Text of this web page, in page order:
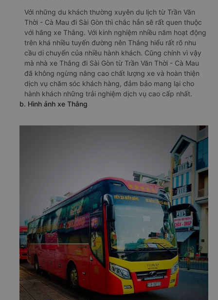
Với những du khách thường xuyên du lịch từ Trần Văn
Thời - Cà Mau đi Sài Gòn thì chắc hẳn sẽ rất quen thuộc
với hãng xe Thắng. Với kinh nghiệm nhiều năm hoạt động
trên khá nhiều tuyến đường nên Thắng hiểu rất rõ nhu
cầu di chuyển của nhiều hành khách. Cũng chính vì vậy
mà nhà xe Thắng đi Sài Gòn từ Trần Văn Thời - Cà Mau
đã không ngừng nâng cao chất lượng xe và hoàn thiện
dịch vụ chăm sóc khách hàng, đảm bảo mang lại cho
hành khách những trải nghiệm dịch vụ cao cấp nhất.
b. Hình ảnh xe Thắng